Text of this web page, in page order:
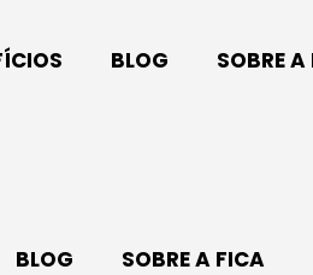
BLOG SOBRE
BLOG SOBRE A FICA